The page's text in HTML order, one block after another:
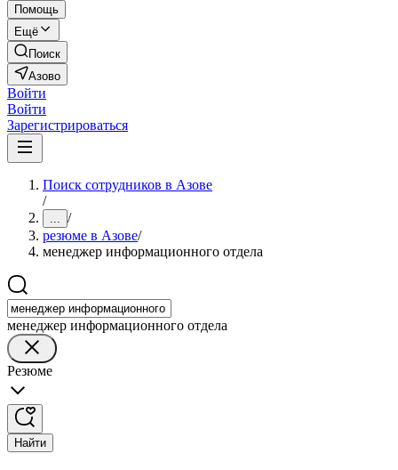
Помощь
Ещё
Поиск
Азово
Войти
Войти
Зарегистрироваться
Поиск сотрудников в Азове
/
... /
резюме в Азове/
менеджер информационного отдела
менеджер информационного отдела
Резюме
Найти